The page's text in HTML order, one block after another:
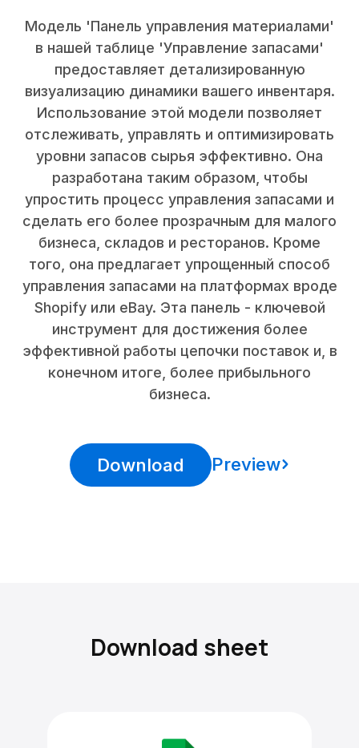
Модель 'Панель управления материалами'
в нашей таблице 'Управление запасами'
предоставляет детализированную
визуализацию динамики вашего инвентаря.
Использование этой модели позволяет
отслеживать, управлять и оптимизировать
уровни запасов сырья эффективно. Она
разработана таким образом, чтобы
упростить процесс управления запасами и
сделать его более прозрачным для малого
бизнеса, складов и ресторанов. Кроме
того, она предлагает упрощенный способ
управления запасами на платформах вроде
Shopify или eBay. Эта панель - ключевой
инструмент для достижения более
эффективной работы цепочки поставок и, в
конечном итоге, более прибыльного
бизнеса.
Download Preview
Download sheet